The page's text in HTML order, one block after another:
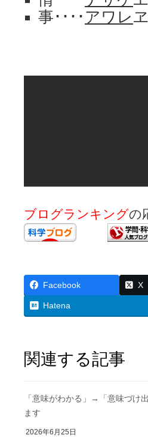
事････ アワレ
ブログランキングの
Facebook X
Hatena
関連する記事
「意味がわかる」→「意味づけ
ます
2026年6月25日